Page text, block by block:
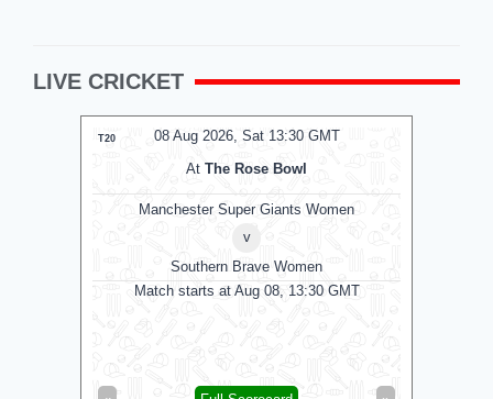
LIVE CRICKET
08 Aug 2026, Sat 13:30 GMT
T20
At The Rose Bowl
Manchester Super Giants Women
v
Southern Brave Women
Match starts at Aug 08, 13:30 GMT